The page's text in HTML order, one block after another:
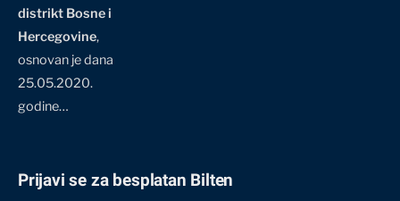
distrikt Bosne i
Hercegovine,
osnovan je dana
25.05.2020.
godine…
Prijavi se za besplatan Bilten